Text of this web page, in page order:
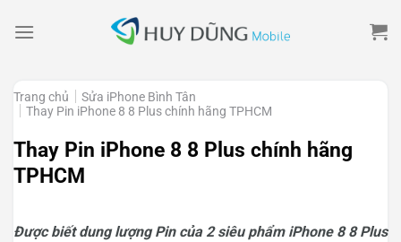
Trang chủ
Sửa iPhone Bình Tân
Thay Pin iPhone 8 8 Plus chính hãng TPHCM
Thay Pin iPhone 8 8 Plus chính hãng
TPHCM
Được biết dung lượng Pin của 2 siêu phẩm iPhone 8 8 Plus